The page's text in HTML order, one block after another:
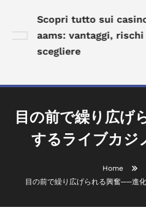
Scopri tutto sui
aams: vantaggi, rischi
scegliere
目の前で繰り広げ
するライブカジ
Home
目の前で繰り広げられる興奮──進